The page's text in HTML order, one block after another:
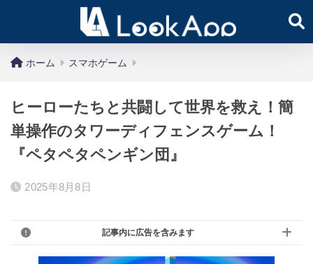
ホーム スマホゲーム
ヒーローたちと共闘して世界を救え！簡
単操作のタワーディフェンスゲーム！
『ペタペタペンギン団』
2025年8月8日
記事内に広告を含みます